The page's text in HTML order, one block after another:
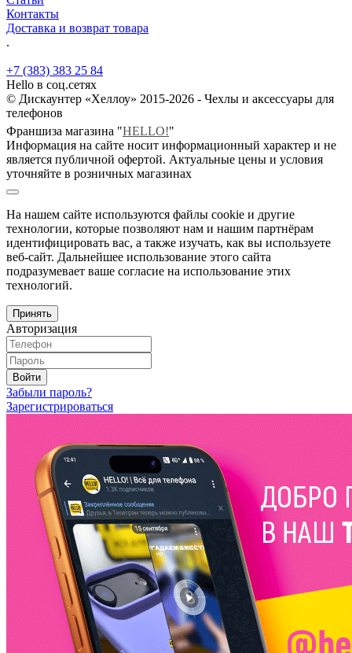
Контакты
Доставка и возврат товара
.
+7 (383) 383 25 84
Hello в соц.сетях
© Дискаунтер «Хеллоу» 2015-2026 - Чехлы и аксессуары для
телефонов
Франшиза магазина "HELLO!"
Информация на сайте носит информационный характер и не
является публичной офертой. Актуальные цены и условия
уточняйте в розничных магазинах
На нашем сайте используются файлы cookie и другие
технологии, которые позволяют нам и нашим партнёрам
идентифицировать вас, а также изучать, как вы используете
веб-сайт. Дальнейшее использование этого сайта
подразумевает ваше согласие на использование этих
технологий.
Принять
Авторизация
Войти
Забыли пароль?
Зарегистрироваться